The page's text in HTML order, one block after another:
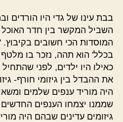
בבת עינו של גדי היו הורדים
השביל המקשר בין חדר האוכל
המוסדות הכי חשובים בקיבוץ.
בכלל' הוא תהה, נזכר בו מלטף
כאילו היו ילדים, לפני שהתחיל
את ההבדל בין גיזומי חורף-
היה מוריד ענפים שלמים
שממנו יצמחו הענפים החדשים
גיזומים עדינים שבהם היה